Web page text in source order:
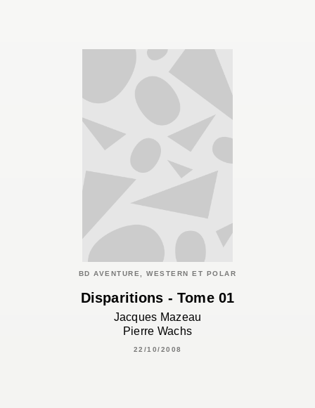
BD AVENTURE, WESTERN ET POLAR
Disparitions - Tome 01
Jacques Mazeau
Pierre Wachs
22/10/2008